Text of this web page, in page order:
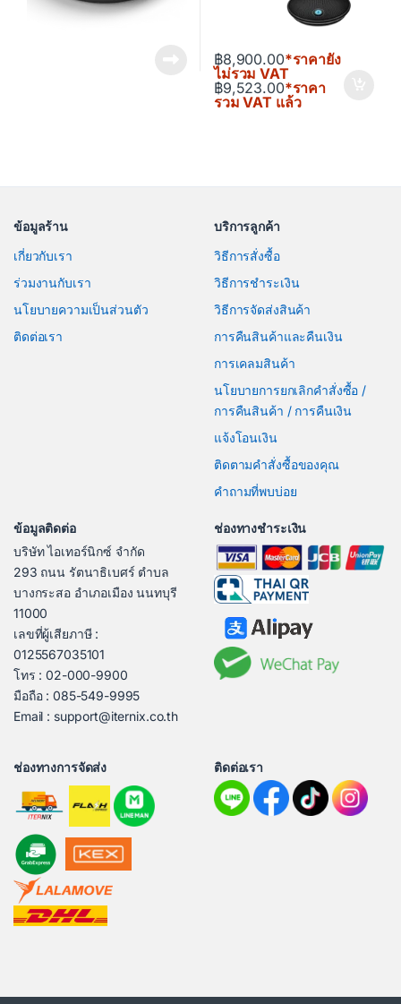
฿8,900.00*ราคายัง
ไม่รวม VAT
฿9,523.00*ราคา
รวม VAT แล้ว
ข้อมูลร้าน
เกี่ยวกับเรา
ร่วมงานกับเรา
นโยบายความเป็นส่วนตัว
ติดต่อเรา
บริการลูกค้า
วิธีการสั่งซื้อ
วิธีการชำระเงิน
วิธีการจัดส่งสินค้า
การคืนสินค้าและคืนเงิน
การเคลมสินค้า
นโยบายการยกเลิกคำสั่งซื้อ /
การคืนสินค้า / การคืนเงิน
แจ้งโอนเงิน
ติดตามคำสั่งซื้อของคุณ
คำถามที่พบบ่อย
ข้อมูลติดต่อ
บริษัท ไอเทอร์นิกซ์ จำกัด
293 ถนน รัตนาธิเบศร์ ตำบล
บางกระสอ อำเภอเมือง นนทบุรี
11000
เลขที่ผู้เสียภาษี :
0125567035101
โทร : 02-000-9900
มือถือ : 085-549-9995
Email : support@iternix.co.th
ช่องทางชำระเงิน
ช่องทางการจัดส่ง ติดต่อเรา